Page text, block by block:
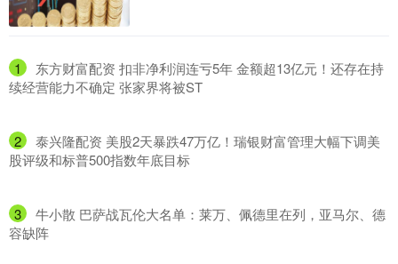
1
​东方财富配资 扣非净利润连亏5年 金额超13亿元！还存在持
续经营能力不确定 张家界将被ST
2
​泰兴隆配资 美股2天暴跌47万亿！瑞银财富管理大幅下调美
股评级和标普500指数年底目标
3
​牛小散 巴萨战瓦伦大名单：莱万、佩德里在列，亚马尔、德
容缺阵